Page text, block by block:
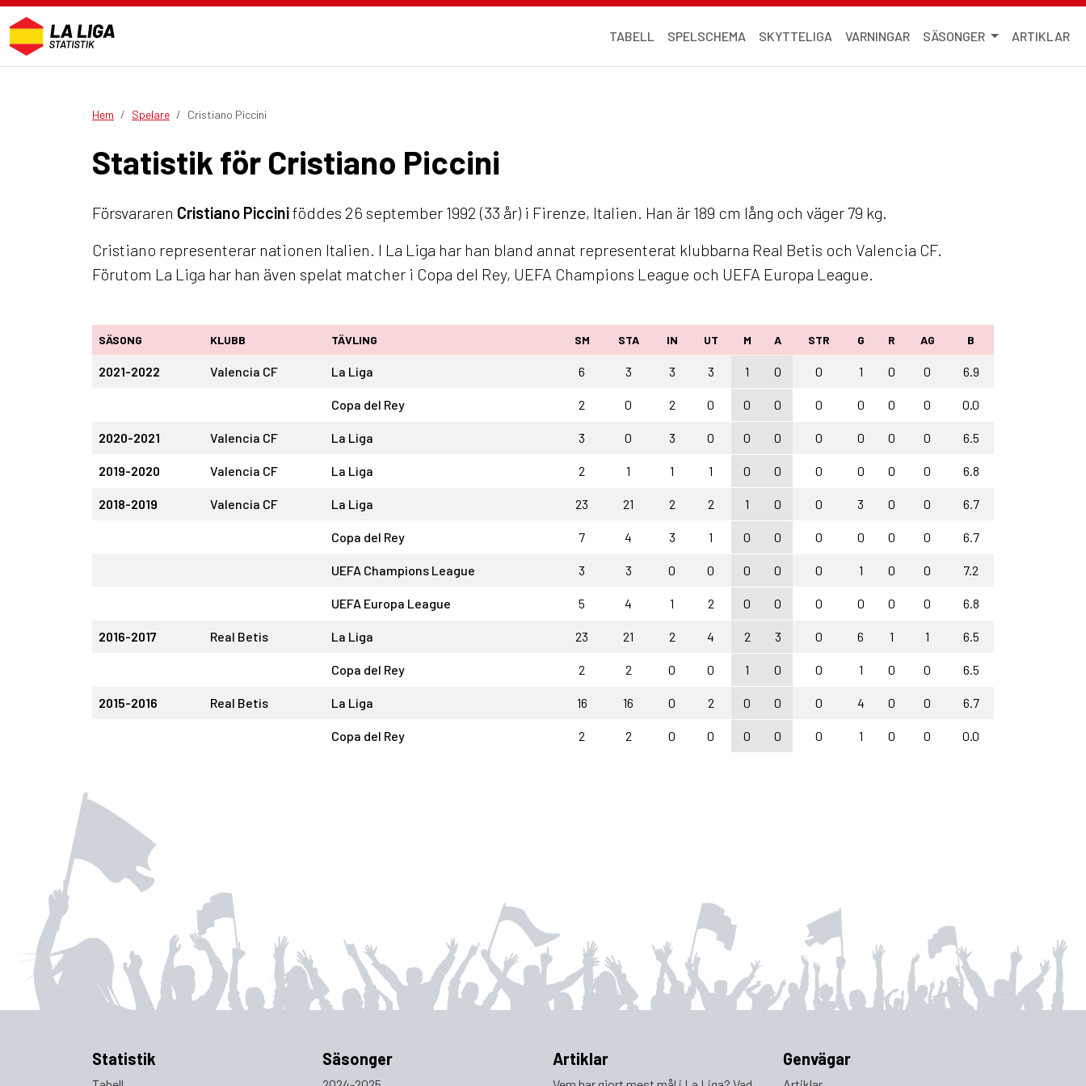
TABELL SPELSCHEMA SKYTTELIGA VARNINGAR SÄSONGER ARTIKLAR
Hem Spelare Cristiano Piccini
Statistik för Cristiano Piccini
Försvararen Cristiano Picciniföddes 26 september 1992 (33 år) i Firenze, Italien. Han är 189 cm lång och väger 79 kg.
Cristiano representerar nationen Italien. I La Liga har han bland annat representerat klubbarna Real Betis och Valencia CF.
Förutom La Liga har han även spelat matcher i Copa del Rey, UEFA Champions League och UEFA Europa League.
SÄSONG KLUBB TÄVLING SM STA IN UT M A STR G R AG B
2021-2022 Valencia CF La Liga 6 3 3 3 1 0 0 1 0 0 6.9
Copa del Rey 2 0 2 0 0 0 0 0 0 0 0.0
2020-2021 Valencia CF La Liga 3 0 3 0 0 0 0 0 0 0 6.5
2019-2020 Valencia CF La Liga 2 1 1 1 0 0 0 0 0 0 6.8
2018-2019 Valencia CF La Liga 23 21 2 2 1 0 0 3 0 0 6.7
Copa del Rey 7 4 3 1 0 0 0 0 0 0 6.7
UEFA Champions League 3 3 0 0 0 0 0 1 0 0 7.2
UEFA Europa League 5 4 1 2 0 0 0 0 0 0 6.8
2016-2017 Real Betis La Liga 23 21 2 4 2 3 0 6 1 1 6.5
Copa del Rey 2 2 0 0 1 0 0 1 0 0 6.5
2015-2016 Real Betis La Liga 16 16 0 2 0 0 0 4 0 0 6.7
Copa del Rey 2 2 0 0 0 0 0 1 0 0 0.0
Statistik Säsonger Artiklar Genvägar